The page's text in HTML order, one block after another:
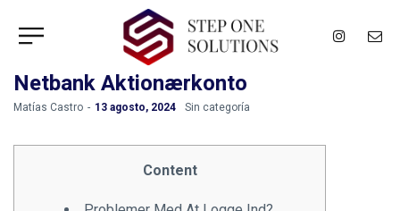
Netbank Aktionærkonto
by
Matías Castro 13 agosto, 2024 Sin categoría
Content